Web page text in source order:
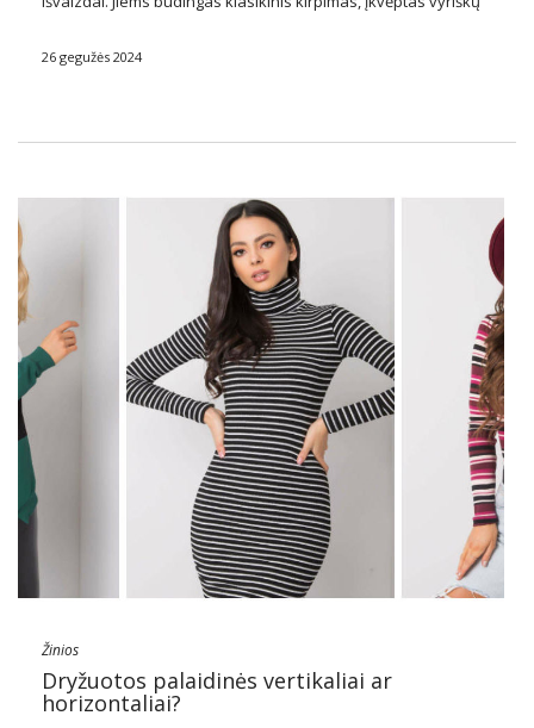
suteikiančiomis jiems moterišką prisilietimą. Galima įsigyti
26 gegužės 2024
Žinios
Dryžuotos palaidinės vertikaliai ar
horizontaliai?